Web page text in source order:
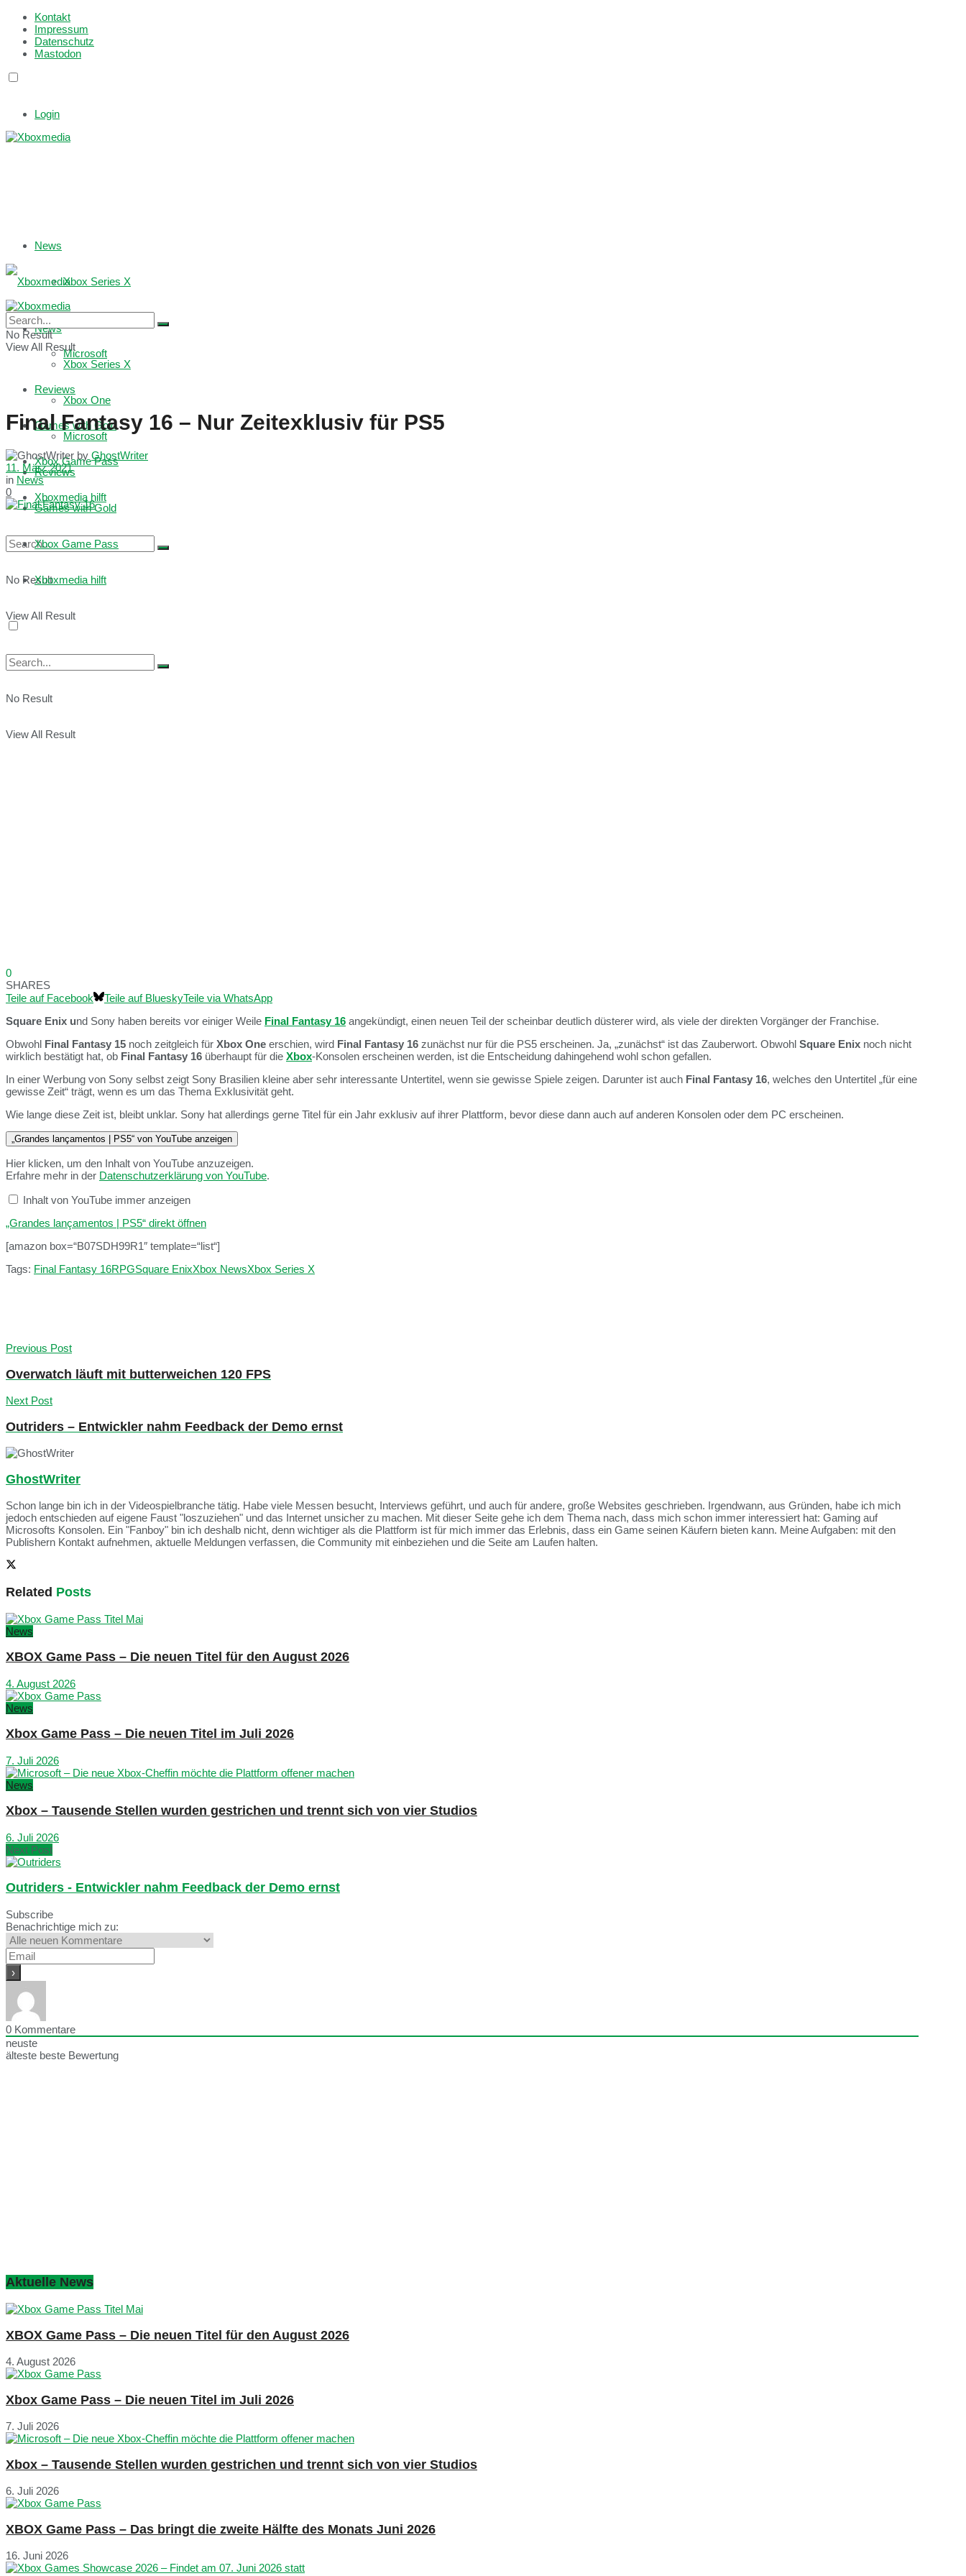
Kontakt
Impressum
Datenschutz
Mastodon
Login
News
Xbox Series X
Microsoft
Reviews
Games with Gold
Xbox Game Pass
Xboxmedia hilft
No Result
View All Result
News
Xbox Series X
Xbox One
Microsoft
Reviews
Games with Gold
Xbox Game Pass
Xboxmedia hilft
No Result
View All Result
No Result
View All Result
Final Fantasy 16 – Nur Zeitexklusiv für PS5
by GhostWriter
11. März 2021
in News
0
0
SHARES
Teile auf Facebook
Teile auf BlueskyTeile via WhatsApp
Square Enix und Sony haben bereits vor einiger Weile Final Fantasy 16 angekündigt, einen neuen Teil der scheinbar deutlich düsterer wird, als viele der direkten Vorgänger der Franchise.
Obwohl Final Fantasy 15 noch zeitgleich für Xbox One erschien, wird Final Fantasy 16 zunächst nur für die PS5 erscheinen. Ja, „zunächst“ ist das Zauberwort. Obwohl Square Enix noch nicht
wirklich bestätigt hat, ob Final Fantasy 16 überhaupt für die Xbox-Konsolen erscheinen werden, ist die Entscheidung dahingehend wohl schon gefallen.
In einer Werbung von Sony selbst zeigt Sony Brasilien kleine aber sehr interessante Untertitel, wenn sie gewisse Spiele zeigen. Darunter ist auch Final Fantasy 16, welches den Untertitel „für eine
gewisse Zeit“ trägt, wenn es um das Thema Exklusivität geht.
Wie lange diese Zeit ist, bleibt unklar. Sony hat allerdings gerne Titel für ein Jahr exklusiv auf ihrer Plattform, bevor diese dann auch auf anderen Konsolen oder dem PC erscheinen.
„Grandes lançamentos | PS5“ von YouTube anzeigen
Hier klicken, um den Inhalt von YouTube anzuzeigen.
Erfahre mehr in der Datenschutzerklärung von YouTube.
Inhalt von YouTube immer anzeigen
„Grandes lançamentos | PS5“ direkt öffnen
[amazon box=“B07SDH99R1″ template=“list“]
Tags: Final Fantasy 16RPGSquare EnixXbox NewsXbox Series X
Previous Post
Overwatch läuft mit butterweichen 120 FPS
Next Post
Outriders – Entwickler nahm Feedback der Demo ernst
GhostWriter
Schon lange bin ich in der Videospielbranche tätig. Habe viele Messen besucht, Interviews geführt, und auch für andere, große Websites geschrieben. Irgendwann, aus Gründen, habe ich mich
jedoch entschieden auf eigene Faust "loszuziehen" und das Internet unsicher zu machen. Mit dieser Seite gehe ich dem Thema nach, dass mich schon immer interessiert hat: Gaming auf
Microsofts Konsolen. Ein "Fanboy" bin ich deshalb nicht, denn wichtiger als die Plattform ist für mich immer das Erlebnis, dass ein Game seinen Käufern bieten kann. Meine Aufgaben: mit den
Publishern Kontakt aufnehmen, aktuelle Meldungen verfassen, die Community mit einbeziehen und die Seite am Laufen halten.
Related Posts
News
XBOX Game Pass – Die neuen Titel für den August 2026
4. August 2026
News
Xbox Game Pass – Die neuen Titel im Juli 2026
7. Juli 2026
News
Xbox – Tausende Stellen wurden gestrichen und trennt sich von vier Studios
6. Juli 2026
Next Post
Outriders - Entwickler nahm Feedback der Demo ernst
Subscribe
Benachrichtige mich zu:
0 Kommentare
neuste
älteste beste Bewertung
Aktuelle News
XBOX Game Pass – Die neuen Titel für den August 2026
4. August 2026
Xbox Game Pass – Die neuen Titel im Juli 2026
7. Juli 2026
Xbox – Tausende Stellen wurden gestrichen und trennt sich von vier Studios
6. Juli 2026
XBOX Game Pass – Das bringt die zweite Hälfte des Monats Juni 2026
16. Juni 2026